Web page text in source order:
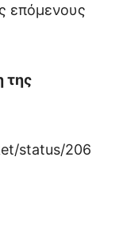
επόμενους
της
status/206